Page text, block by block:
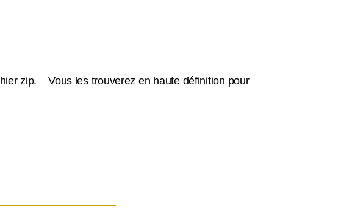
zip. Vous les trouverez en haute définition pour